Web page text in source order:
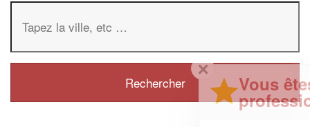
✕
Vous êtes un
professionnel ?